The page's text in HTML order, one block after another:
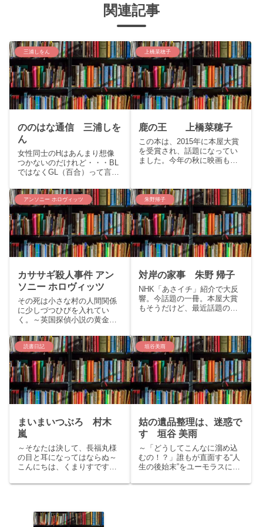
関連記事
三浦しをん
ののはな通信 三浦しを
ん
女性同士のHはあんまり想像
つかないのだけれど・・・BL
ではなくGL（百合）って言う
ラスの女子は皆交換日記をし
ていて、他にも「柄の折り
紙」とか「柄付き付きティッ
シュ」とかを交換し合ってい
ました。とにかく「かわい
い」と...
上橋菜穂子
鹿の王 上橋菜穂子
この本は、2015年に本屋大賞
を受賞され、話題になってい
ました。今年の秋に映画も公
だと「村上海賊の娘」くらい
しか記憶にない）との不安が
ありながらも、医学の話だと
知って俄然興味がわきまし
た...
アンソニー ホロヴィッツ
カササギ殺人事件 アン
ソニー ホロヴィッツ
その死は小さな村の人間関係
に少しづつひびを入れてい
く。～英国探偵小説の黄金時
リスティーへのオマージュミ
ステリー～こんにちは。くま
りすです。今回はミステリー
ランキングや本屋大賞（翻訳
小説部門）など7冠を達成した
アン...
朱野帰子
対岸の家事 朱野 帰子
NHK「あさイチ」紹介で大反
響。今話題の一冊。本屋大賞
もそうだけど、最近話題の小
に「家事をすること」を仕事
に選んだ詩穂。娘と二人だけ
の、繰り返される毎日。幸せ
なはずなのに自分の選択が...
読書日記
まいまいつぶろ 村木
嵐
～そなたは決して、長福丸様
の目と耳になってはならぬ～
こんにちは、くまりすです。
『まいまいつぶろ』をご紹介
い。歩いた後には尿を引きず
った跡が残るため、まいまい
垣谷美雨
姑の遺品整理は、迷惑で
す 垣谷 美雨
～「どうしてこんなに溜め込
むの！？」誰もが直面する“人
生の後始末”をユーモラスに描
こんにちはくまりすです。今